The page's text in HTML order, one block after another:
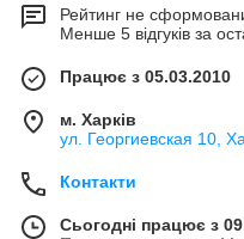
Рейтинг не
Менше 5 відгуків за
Працює з 05.03.2010
м. Харків
ул. Георгиевская 10,
Контакти
Сьогодні працює з